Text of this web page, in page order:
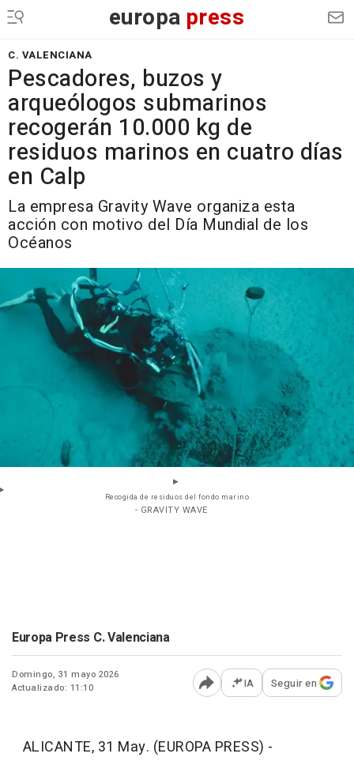
europa press
C. VALENCIANA
Pescadores, buzos y
arqueólogos submarinos
recogerán 10.000 kg de
residuos marinos en cuatro días
en Calp
La empresa Gravity Wave organiza esta
acción con motivo del Día Mundial de los
Océanos
Recogida de residuos del fondo marino
- GRAVITY WAVE
Europa Press C. Valenciana
Domingo, 31 mayo 2026
Actualizado: 11:10
Abrir opciones para
IA Seguir en
ALICANTE, 31 May. (EUROPA PRESS) -